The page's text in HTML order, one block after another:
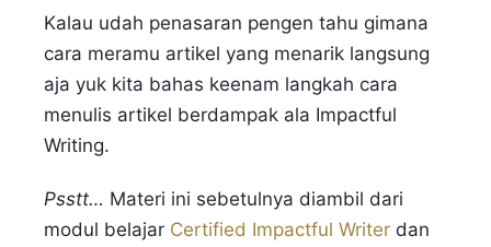
Kalau udah penasaran pengen tahu gimana
cara meramu artikel yang menarik langsung
aja yuk kita bahas keenam langkah cara
menulis artikel berdampak ala Impactful
Writing.
Psstt… Materi ini sebetulnya diambil dari
modul belajar Certified Impactful Writer dan